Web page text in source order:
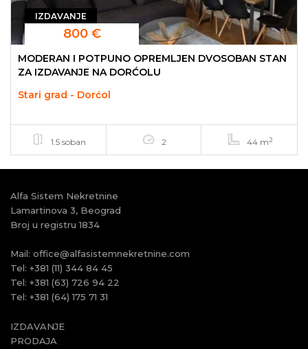
IZDAVANJE
800 €
MODERAN I POTPUNO OPREMLJEN DVOSOBAN STAN
ZA IZDAVANJE NA DORĆOLU
Stari grad - Dorćol
1.5 soban 2 44 m2
Alfa Sistem Nekretnine
Lamartinova 3, Beograd
Broj u registru 1834
Mail: office@alfasistemnekretnine.com
Tel: +381 (11) 344 84 45
Tel: +381 (63) 726 94 22
Tel: +381 (64) 175 71 31
IZDAVANJE
PRODAJA